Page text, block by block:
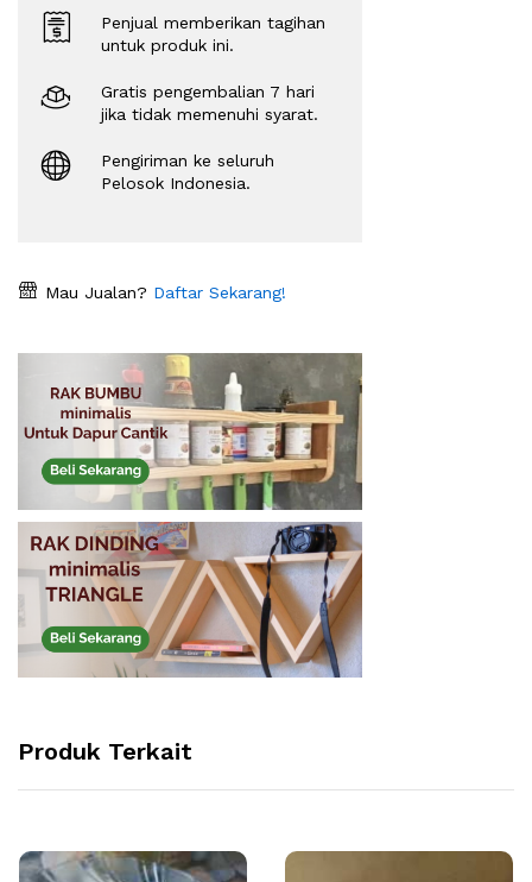
Penjual memberikan tagihan
untuk produk ini.
Gratis pengembalian 7 hari
jika tidak memenuhi syarat.
Pengiriman ke seluruh
Pelosok Indonesia.
Mau Jualan? Daftar Sekarang!
Produk Terkait